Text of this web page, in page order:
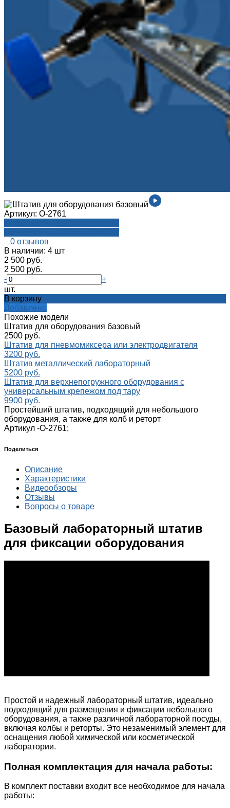
Артикул: О-2761
0 отзывов
В наличии: 4 шт
2 500 руб.
2 500 руб.
-
+
шт.
В корзину
Добавлено
Похожие модели
Штатив для оборудования базовый
2500 руб.
Штатив для пневмомиксера или электродвигателя
3200 руб.
Штатив металлический лабораторный
5200 руб.
Штатив для верхнепогружного оборудования с
универсальным крепежом под тару
9900 руб.
Простейший штатив, подходящий для небольшого
оборудования, а также для колб и реторт
Артикул -О-2761;
Поделиться
Описание
Характеристики
Видеообзоры
Отзывы
Вопросы о товаре
Базовый лабораторный штатив
для фиксации оборудования
Простой и надежный лабораторный штатив, идеально
подходящий для размещения и фиксации небольшого
оборудования, а также различной лабораторной посуды,
включая колбы и реторты. Это незаменимый элемент для
оснащения любой химической или косметической
лаборатории.
Полная комплектация для начала работы:
В комплект поставки входит все необходимое для начала
работы: